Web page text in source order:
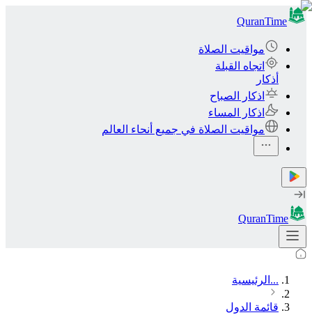
QuranTime
مواقيت الصلاة
اتجاه القبلة
أذكار
اذكار الصباح
اذكار المساء
مواقيت الصلاة في جميع أنحاء العالم
QuranTime
... الرئيسية
قائمة الدول